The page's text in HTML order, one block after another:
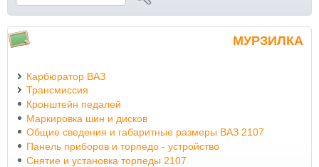
МУРЗИЛКА
Карбюратор ВАЗ
Трансмиссия
Кронштейн педалей
Маркировка шин и дисков
Общие сведения и габаритные размеры ВАЗ 2107
Панель приборов и торпедо - устройство
Снятие и установка торпеды 2107